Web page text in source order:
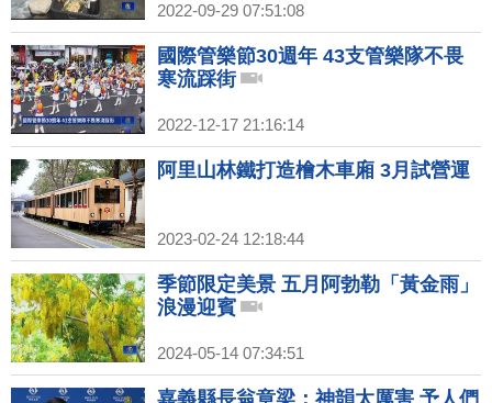
2022-09-29 07:51:08
國際管樂節30週年 43支管樂隊不畏
寒流踩街
2022-12-17 21:16:14
阿里山林鐵打造檜木車廂 3月試營運
2023-02-24 12:18:44
季節限定美景 五月阿勃勒「黃金雨」
浪漫迎賓
2024-05-14 07:34:51